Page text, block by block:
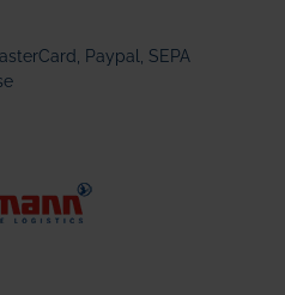
Paypal, SEPA